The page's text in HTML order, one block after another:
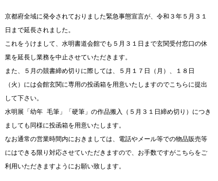
京都府全域に発令されておりました緊急事態宣言が、令和３年５月３１
日まで延長されました。
これをうけまして、水明書道会館でも５月３１日まで玄関受付窓口の休
業を延長し業務を中止させていただきます。
また、５月の競書締め切りに際しては、５月１７日（月）、１８日
（火）には会館玄関に専用の投函箱を用意いたしますのでこちらに提出
して下さい。
水明展「幼年 毛筆」「硬筆」の作品搬入（５月３１日締め切り）につき
ましても同様に投函箱を用意いたします。
なお通常の営業時間内におきましては、電話やメール等での物品販売等
にはできる限り対応させていただきますので、お手数ですがこちらをご
利用いただきますようにお願い致します。